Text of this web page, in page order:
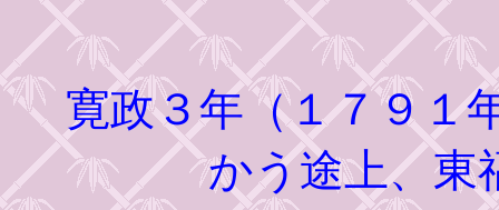
寛政３年（１７９１
かう途上、東